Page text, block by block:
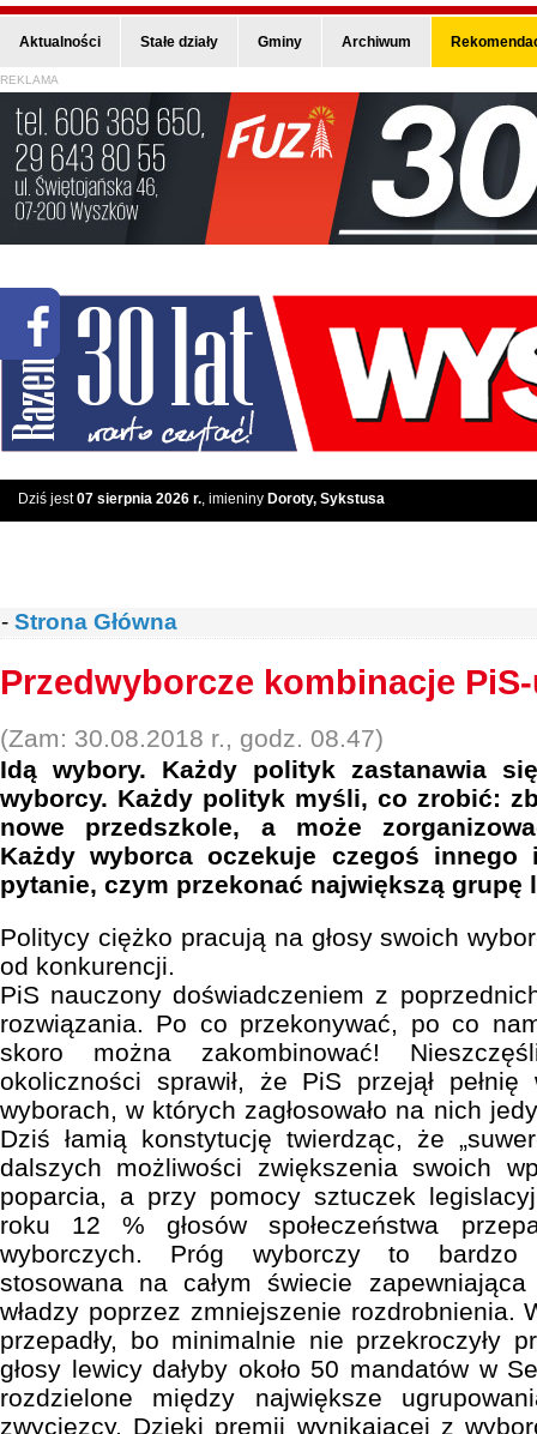
Aktualności Stałe działy Gminy Archiwum
REKLAMA
Dziś jest07 sierpnia 2026 r., imieniny Doroty, Sykstusa
- Strona Główna
Przedwyborcze kombinacje
(Zam: 30.08.2018 r., godz. 08.47)
Idą wybory. Każdy polityk zastanawia
wyborcy. Każdy polityk myśli, co zrobić:
nowe przedszkole, a może
Każdy wyborca oczekuje czegoś
pytanie, czym przekonać największą grupę
Politycy ciężko pracują na głosy swoich
od konkurencji.
PiS nauczony doświadczeniem z
rozwiązania. Po co przekonywać, po co
skoro można zakombinować!
okoliczności sprawił, że PiS przejął
wyborach, w których zagłosowało na nich
Dziś łamią konstytucję twierdząc, że
dalszych możliwości zwiększenia swoich
poparcia, a przy pomocy sztuczek
roku 12 % głosów społeczeństwa
wyborczych. Próg wyborczy to bardzo
stosowana na całym świecie
władzy poprzez zmniejszenie rozdrobnienia.
przepadły, bo minimalnie nie przekroczyły
głosy lewicy dałyby około 50 mandatów w
rozdzielone między największe
zwycięzcy. Dzięki premii wynikającej z